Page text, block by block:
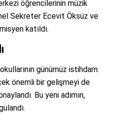
öğrencilerinin müzik
Sekreter Ecevit Öksüz ve
katıldı.
günümüz istihdam
önemli bir gelişmeyi de
Bu yeni adımın,